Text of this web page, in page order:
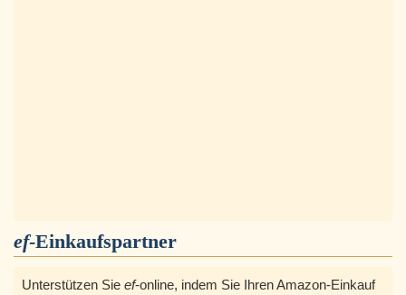
ef-Einkaufspartner
Unterstützen Sie ef-online, indem Sie Ihren Amazon-Einkauf